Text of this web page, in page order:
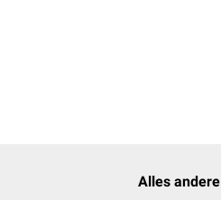
Alles andere